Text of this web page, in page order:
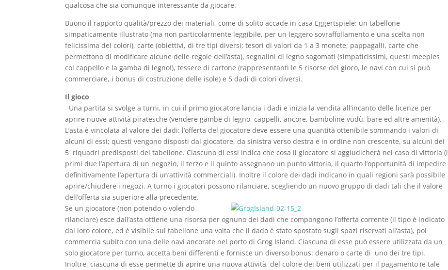
qualcosa che sia comunque interessante da giocare.
Buono il rapporto qualità/prezzo dei materiali, come di solito accade in casa Eggertspiele: un tabellone
simpaticamente illustrato (ma non particolarmente leggibile, per un leggero sovraffollamento e una scelta non
felicissima dei colori), carte (obiettivi, di tre tipi diversi; tesori di valori da 1 a 3 monete; pappagalli, carte che
permettono di modificare alcune delle regole dell’asta), segnalini di legno sagomati (simpaticissimi, questi meeples
col cappello e la gamba di legno!), tessere di cartone (rappresentanti le 5 risorse del gioco, le navi con cui si può
commerciare, i bonus di costruzione delle isole) e 5 dadi di colori diversi.
Il gioco
Una partita si svolge a turni, in cui il primo giocatore lancia i dadi e inizia la vendita all’incanto delle licenze per
aprire nuove attività piratesche (vendere gambe di legno, cappelli, ancore, bamboline vudù, bare ed altre amenità).
L’asta è vincolata al valore dei dadi: l’offerta del giocatore deve essere una quantità ottenibile sommando i valori di
alcuni di essi; questi vengono disposti dal giocatore, da sinistra verso destra e in ordine non crescente, su alcuni dei
5 riquadri predisposti del tabellone. Ciascuno di essi indica che cosa il giocatore si aggiudicherà nel caso di vittoria (i
primi due l’apertura di un negozio, il terzo e il quinto assegnano un punto vittoria, il quarto l’opportunità di impedire
definitivamente l’apertura di un’attività commerciali). Inoltre il colore dei dadi indicano in quali regioni sarà possibile
aprire/chiudere i negozi. A turno i giocatori possono rilanciare, scegliendo un nuovo gruppo di dadi tali che il valore
dell’offerta sia superiore alla precedente.
Se un giocatore (non potendo o volendo
rilanciare) esce dall’asta ottiene una risorsa per ognuno dei dadi che compongono l’offerta corrente (il tipo è indicato
dal loro colore, ed è visibile sul tabellone una volta che il dado è stato spostato sugli spazi riservati all’asta), poi
commercia subito con una delle navi ancorate nel porto di Grog Island. Ciascuna di esse può essere utilizzata da un
solo giocatore per turno, accetta beni differenti e fornisce un diverso bonus: denaro o carte di uno dei tre tipi.
Inoltre, ciascuna di esse permette di aprire una nuova attività, del colore dei beni utilizzati per il pagamento (e tale